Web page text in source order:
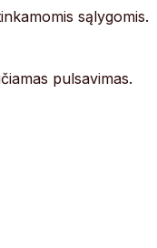
sąlygomis.
pulsavimas.